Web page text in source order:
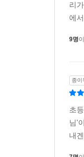
리
에
9명
종이
초
님'
내